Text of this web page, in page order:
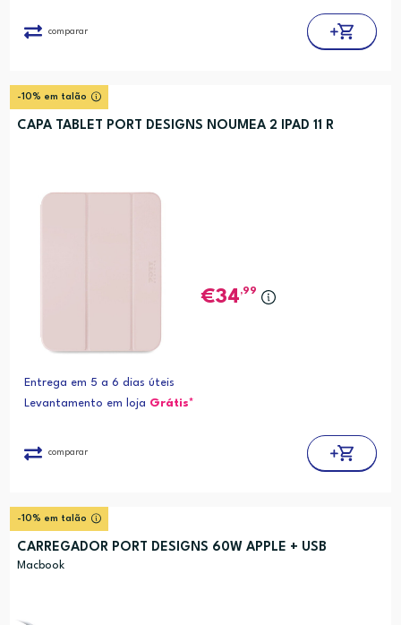
comparar
-10% em talão
CAPA TABLET PORT DESIGNS NOUMEA 2 IPAD 11 R
34,99
Entrega em 5 a 6 dias úteis
Levantamento em loja Grátis*
comparar
-10% em talão
CARREGADOR PORT DESIGNS 60W APPLE + USB
Macbook